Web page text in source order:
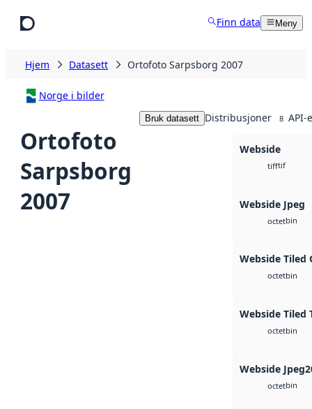
Finn data Meny
Hjem Datasett Ortofoto Sarpsborg 2007
Norge i bilder
Ortofoto
Sarpsborg
2007
Bruk datasett Distribusjoner 8 API-
Webside
tifftif
Webside Jpeg
octetbin
Webside Tiled
octetbin
Webside Tiled
octetbin
Webside
octetbin